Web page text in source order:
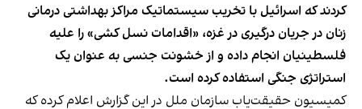
کردند که اسرائیل با تخریب سیستماتیک مراکز بهداشتی درمانی
زنان در جریان درگیری در غزه، «اقدامات نسل کشی» را علیه
فلسطینیان انجام داده و از خشونت جنسی به عنوان یک
استراتژی جنگی استفاده کرده است.
کمیسیون حقیقت‌یاب سازمان ملل در این گزارش اعلام کرده که